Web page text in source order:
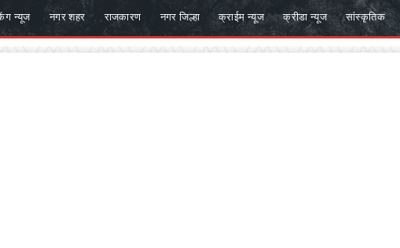
न्यूज नगर शहर राजकारण नगर जिल्हा क्राईम न्यूज क्रीडा न्यूज सांस्कृतिक